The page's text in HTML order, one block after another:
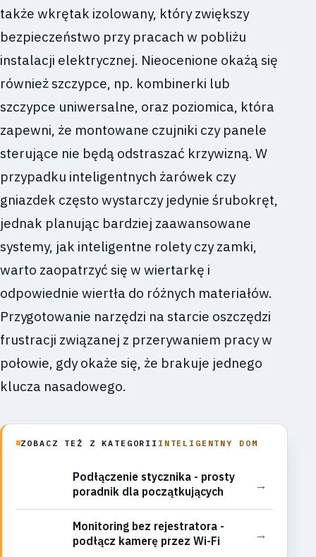
także wkrętak izolowany, który zwiększy
bezpieczeństwo przy pracach w pobliżu
instalacji elektrycznej. Nieocenione okażą się
również szczypce, np. kombinerki lub
szczypce uniwersalne, oraz poziomica, która
zapewni, że montowane czujniki czy panele
sterujące nie będą odstraszać krzywizną. W
przypadku inteligentnych żarówek czy
gniazdek często wystarczy jedynie śrubokręt,
jednak planując bardziej zaawansowane
systemy, jak inteligentne rolety czy zamki,
warto zaopatrzyć się w wiertarkę i
odpowiednie wiertła do różnych materiałów.
Przygotowanie narzędzi na starcie oszczędzi
frustracji związanej z przerywaniem pracy w
połowie, gdy okaże się, że brakuje jednego
klucza nasadowego.
ZOBACZ TEŻ Z KATEGORII INTELIGENTNY DOM
Podłączenie stycznika - prosty
poradnik dla początkujących
→
Monitoring bez rejestratora -
podłącz kamerę przez Wi-Fi
→